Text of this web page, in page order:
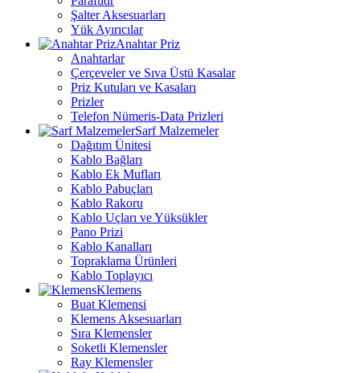
Şalter Aksesuarları
Yük Ayırıcılar
Anahtar Priz
Anahtarlar
Çerçeveler ve Sıva Üstü Kasalar
Priz Kutuları ve Kasaları
Prizler
Telefon Nümeris-Data Prizleri
Sarf Malzemeler
Dağıtım Ünitesi
Kablo Bağları
Kablo Ek Mufları
Kablo Pabuçları
Kablo Rakoru
Kablo Uçları ve Yüksükler
Pano Prizi
Kablo Kanalları
Topraklama Ürünleri
Kablo Toplayıcı
Klemens
Buat Klemensi
Klemens Aksesuarları
Sıra Klemensler
Soketli Klemensler
Ray Klemensler